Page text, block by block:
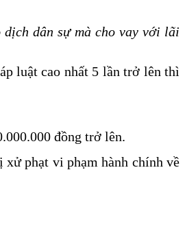
dân sự mà cho vay với lãi
luật cao nhất 5 lần trở lên thì
đồng trở lên.
xử phạt vi phạm hành chính về